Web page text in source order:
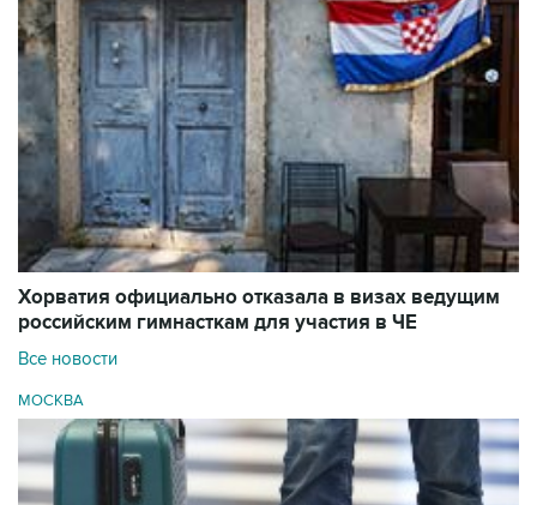
Хорватия официально отказала в визах ведущим
российским гимнасткам для участия в ЧЕ
Все новости
МОСКВА